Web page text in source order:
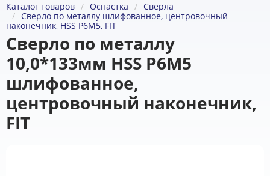
Каталог товаров Оснастка
Сверла
Сверло по металлу шлифованное, центровочный
наконечник, HSS Р6М5, FIT
Сверло по металлу
10,0*133мм HSS Р6М5
шлифованное,
центровочный наконечник,
FIT